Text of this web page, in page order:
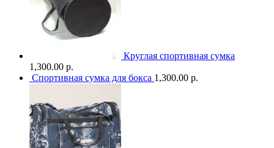
Круглая спортивная сумка
1,300.00 р.
Спортивная сумка для бокса 1,300.00 р.